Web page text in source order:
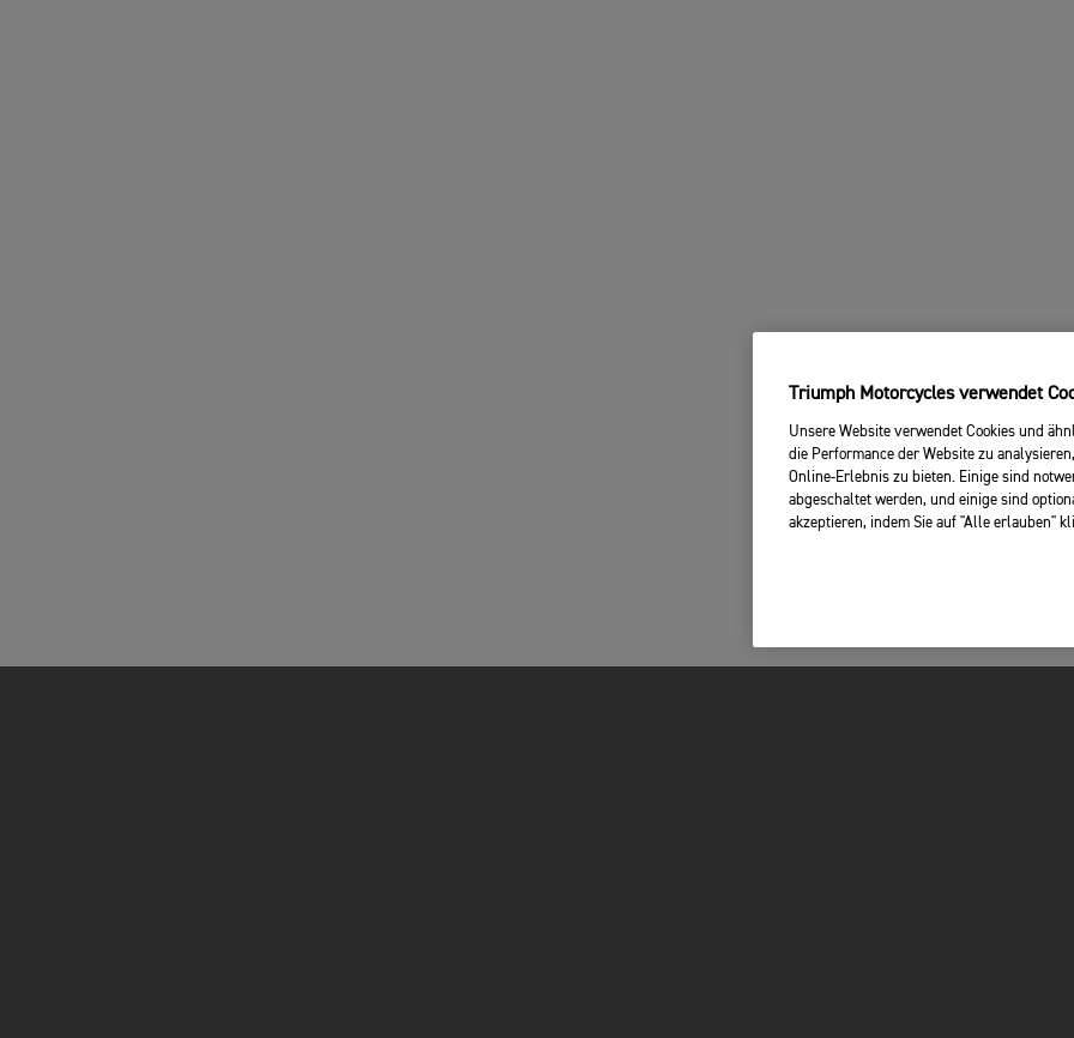
Triumph Motorcycles verwendet
Unsere Website verwendet Cookies und
die Performance der Website zu
Online-Erlebnis zu bieten. Einige sind
abgeschaltet werden, und einige sind
akzeptieren, indem Sie auf "Alle erlauben"